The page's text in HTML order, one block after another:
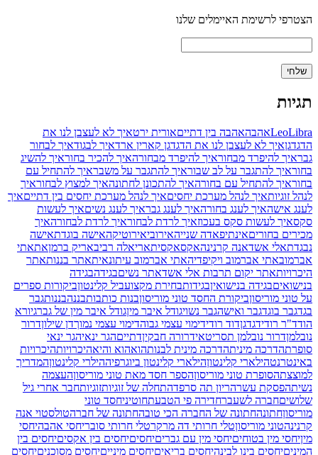
הצטרפי לרשימת האיימלים שלנו
תגיות
LeoLibra אהבהאהבה בין דתייםאורית ירטאיך לא לעצבן לנו את
הדגדגןאיך לא לעצבן לנו את הדגדגן קארין ארדאיך לבגודאיך לבחור
גבראיך להיפרד מבחוראיך להיפרד מבחורהאיך להכיר בחוראיך להשיג
בחוראיך להתגבר על לב שבוראיך להתגבר על משבראיך להתחיל עם
בחוראיך להתחיל עם בחורהאיך להתכונן לחתונהאיך למצוץ לבחוראיך
לנהל זוגיותאיך לנהל מערכת יחסיםאיך לנהל מערכת יחסים בין דתייםאיך
לענג אישהאיך לענג בחורהאיך לענג גבראיך לענג נשיםאיך לעשות
סקסאיך לעשות סקס בעכוזאיך לרדת לבחוראיך לרדת לבחורהאיך
מכירים בחוריםאינתיפאדה שנייהאירוביאירוטיקהאישה בוגדתאישה
נבגדתאלי אשדאנה קרנינהאקסאקסיתאריאלה רביבאריק ברמןאתאתי
אברמובאתי אברמוב ויקיפדיהאתי אברמוב עיתונאיתאתר בננותאתר
היכרויותאתר יקום תרבות אלי אשדאתר נשיםבגידהבגידה
בנישואיםבגידה בנישואיןבגידותבחירת מקצועביל קלינטוןביקורות ספרים
על טוני מוריסוןביקורת החסד טוני מוריסוןבנות כותבותבננהבננותגבר
בגדגבר בוגדגבר ואישהגבר נשויגודל איבר מיןגודל איבר מין של גברגיורא
הודד"ר רודידגדגןדוד רודידימוי עצמי גבוהדימוי עצמי נמוךדן שילוןדרור
נובלמןדרור נובלמן תסריטאידרורה חבקיןדתייםהגר ינאיהגר ינאי
סופרתהדרכה מיניתהדרכה מינית לבנותהואהוא והיאהיכרויותהיכרויות
באינטרנטהילארי קלינטוןהילארי קלינטון ביוגרפיההילרי קלינטוןהמדריך
למוצצתהסופרת טוני מוריסוןהספר חסד מאת טוני מוריסוןהעצמה
נשיתהפסקת עשרהריון תה סרפדהתחלה של זוגיותזוגיותחבר אחרי גיל
שלושיםחברה לשעברחדירה פי הטבעתחוטיניחסד טוני
מוריסוןחתונהחתונה של החברה הכי טובהחתונה של חברהטולסטוי אנה
קרנינהטוני מוריסוןטלי חרותי דה מרקרטלי חרותי סובריחסי אהבהיחסי
מיןיחסי מין בטוחיםיחסי מין עם גבריםיחסיםיחסים בין אקסיםיחסים בין
המיניםיחסים בינו לבינהיחסים בריאיםיחסים מינייםיחסים מסוכניםיחסים